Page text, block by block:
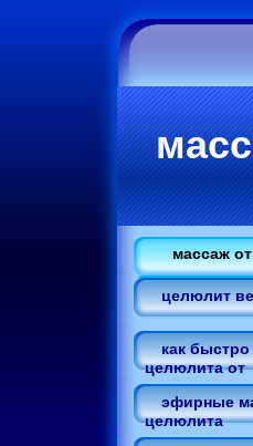
массаж
целюлит
как
целюлита от
эфирные
целюлита